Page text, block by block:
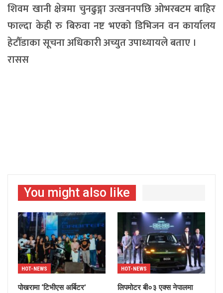
शिवम खानी क्षेत्रमा चुनढुङ्गा उत्खननपछि ओभरबटम बाहिर
फाल्दा केही रु बिरुवा नष्ट भएको डिभिजन वन कार्यालय
हेटौँडाका सूचना अधिकारी अच्युत उपाध्यायले बताए ।
रासस
You might also like
HOT-NEWS
पोखरामा ‘टिभीएस अर्बिटर’
HOT-NEWS
लिपमोटर बी०३ एक्स नेपालमा